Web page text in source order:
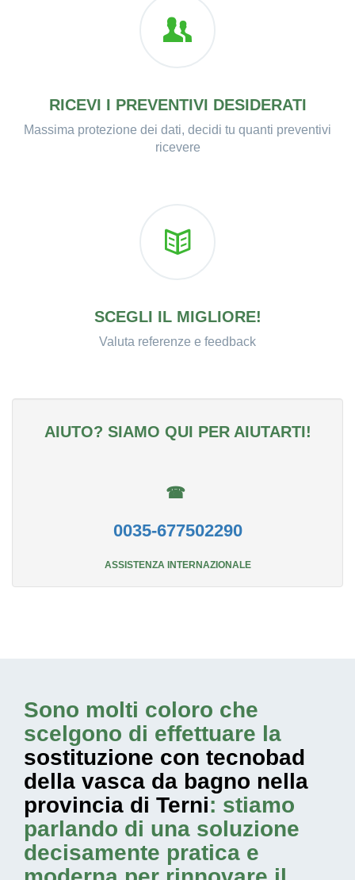
RICEVI I PREVENTIVI DESIDERATI
Massima protezione dei dati, decidi tu quanti preventivi
ricevere
SCEGLI IL MIGLIORE!
Valuta referenze e feedback
AIUTO? SIAMO QUI PER AIUTARTI!
☎
0035-677502290
ASSISTENZA INTERNAZIONALE
Sono molti coloro che
scelgono di effettuare la
sostituzione con tecnobad
della vasca da bagno nella
provincia di Terni: stiamo
parlando di una soluzione
decisamente pratica e